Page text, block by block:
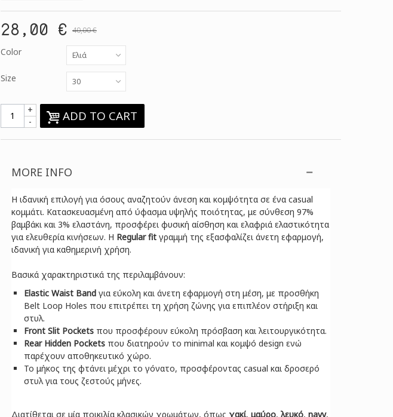
28,00 € 40,00 €
Color Ελιά
Size 30
-
+ ADD TO CART
MORE INFO
Η ιδανική επιλογή για όσους αναζητούν άνεση και κομψότητα σε ένα casual
κομμάτι. Κατασκευασμένη από ύφασμα υψηλής ποιότητας, με σύνθεση 97%
βαμβάκι και 3% ελαστάνη, προσφέρει φυσική αίσθηση και ελαφριά ελαστικότητα
για ελευθερία κινήσεων. Η Regular fit γραμμή της εξασφαλίζει άνετη εφαρμογή,
ιδανική για καθημερινή χρήση.
Βασικά χαρακτηριστικά της περιλαμβάνουν:
Elastic Waist Band για εύκολη και άνετη εφαρμογή στη μέση, με προσθήκη
Belt Loop Holes που επιτρέπει τη χρήση ζώνης για επιπλέον στήριξη και
στυλ.
Front Slit Pockets που προσφέρουν εύκολη πρόσβαση και λειτουργικότητα.
Rear Hidden Pockets που διατηρούν το minimal και κομψό design ενώ
παρέχουν αποθηκευτικό χώρο.
Το μήκος της φτάνει μέχρι το γόνατο, προσφέροντας casual και δροσερό
στυλ για τους ζεστούς μήνες.
Διατίθεται σε μία ποικιλία κλασικών χρωμάτων, όπως χακί,μαύρο,λευκό,navy,